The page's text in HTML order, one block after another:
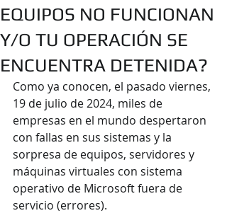
EQUIPOS NO FUNCIONAN
Y/O TU OPERACIÓN SE
ENCUENTRA DETENIDA?
Como ya conocen, el pasado viernes,
19 de julio de 2024, miles de
empresas en el mundo despertaron
con fallas en sus sistemas y la
sorpresa de equipos, servidores y
máquinas virtuales con sistema
operativo de Microsoft fuera de
servicio (errores).